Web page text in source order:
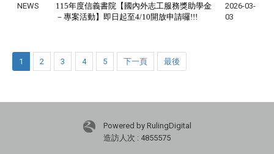
NEWS
115年度信義書院【國內外志工服務獎助學金
－專案活動】即日起至4/10開放申請囉!!!
2026-03-
03
1 2 3 4 5 下一頁 最後
Powered by RulingDigital
造訪人次 : 4855575